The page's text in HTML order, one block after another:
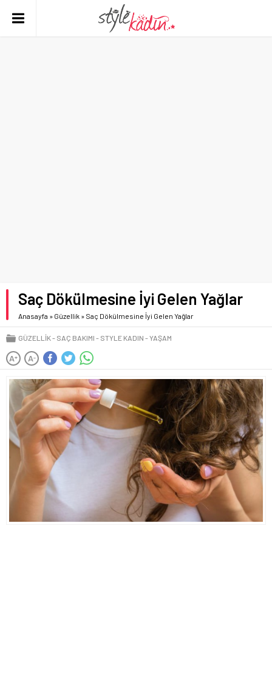
Saç Dökülmesine İyi Gelen Yağlar
Anasayfa » Güzellik » Saç Dökülmesine İyi Gelen Yağlar
GÜZELLIK SAÇ BAKIMI STYLE KADIN YAŞAM
A+ A-